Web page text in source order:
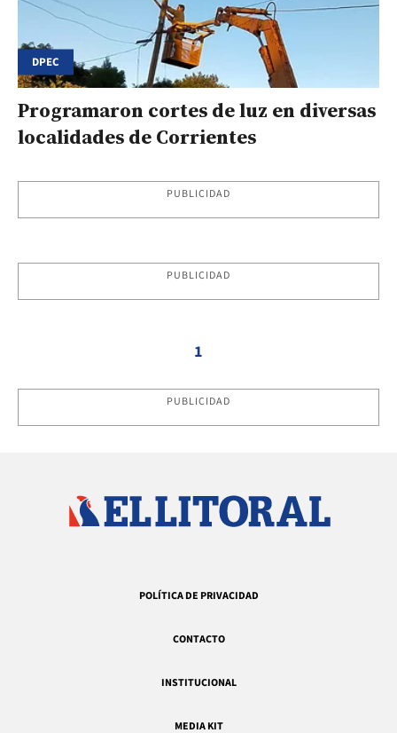
DPEC
Programaron cortes de luz en diversas
localidades de Corrientes
PUBLICIDAD
PUBLICIDAD
1
PUBLICIDAD
POLÍTICA DE PRIVACIDAD
CONTACTO
INSTITUCIONAL
MEDIA KIT